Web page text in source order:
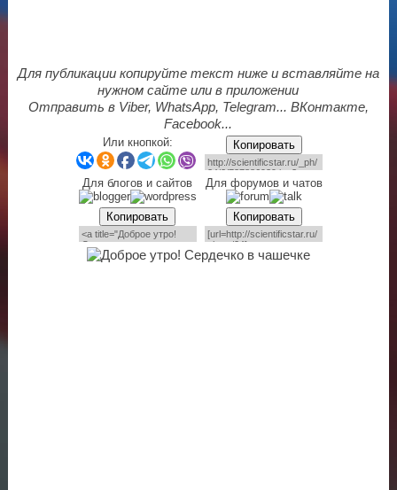
Для публикации копируйте текст ниже и вставляйте на
нужном сайте или в приложении
Отправить в Viber, WhatsApp, Telegram... ВКонтакте,
Facebook...
Или кнопкой: Копировать
Для блогов и сайтов Для форумов и чатов
Копировать Копировать